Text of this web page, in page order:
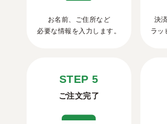
お名前、ご住所など
必要な情報を入力します。
決
ラッ
STEP 5
ご注文完了